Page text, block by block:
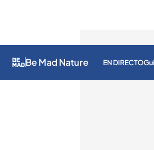
Be Mad Nature EN DIRECTO